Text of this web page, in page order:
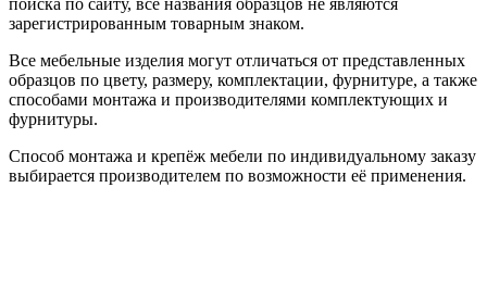
зарегистрированным товарным знаком.
Все мебельные изделия могут отличаться от представленных
образцов по цвету, размеру, комплектации, фурнитуре, а также
способами монтажа и производителями комплектующих и
фурнитуры.
Способ монтажа и крепёж мебели по индивидуальному заказу
выбирается производителем по возможности её применения.